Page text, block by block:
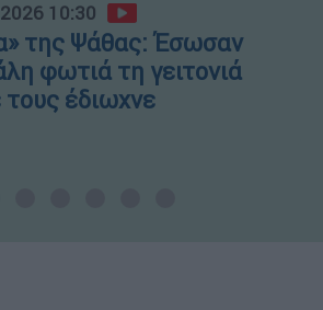
10:30
της Ψάθας: Έσωσαν
φωτιά τη γειτονιά
έδιωχνε